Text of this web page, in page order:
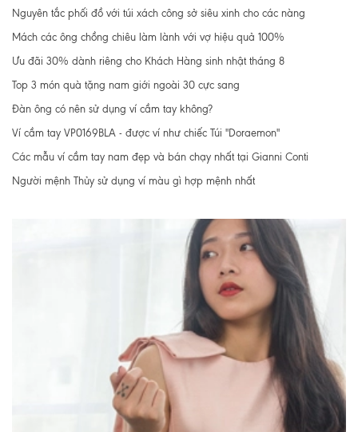
Nguyên tắc phối đồ với túi xách công sở siêu xinh cho các nàng
Mách các ông chồng chiêu làm lành với vợ hiệu quả 100%
Ưu đãi 30% dành riêng cho Khách Hàng sinh nhật tháng 8
Top 3 món quà tặng nam giới ngoài 30 cực sang
Đàn ông có nên sử dụng ví cầm tay không?
Ví cầm tay VP0169BLA - được ví như chiếc Túi "Doraemon"
Các mẫu ví cầm tay nam đẹp và bán chạy nhất tại Gianni Conti
Người mệnh Thủy sử dụng ví màu gì hợp mệnh nhất